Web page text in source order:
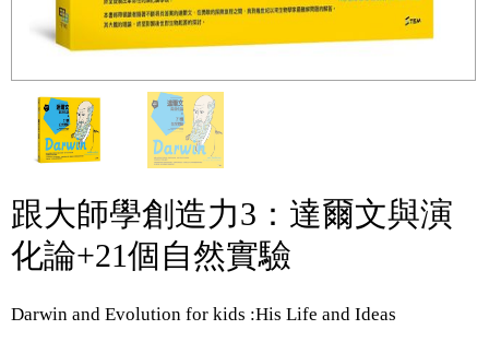
跟大師學創造力3：達爾文與演
化論+21個自然實驗
Darwin and Evolution for kids :His Life and Ideas